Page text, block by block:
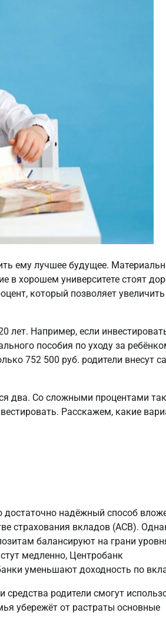
ему лучшее будущее.
в хорошем университете стоят
который позволяет увеличить
лет. Например, если
пособия по уходу за
752 500 руб. родители внесут
два. Со сложными процентами
Расскажем, какие
достаточно надёжный способ
страхования вкладов (АСВ).
балансируют на грани
медленно, Центробанк
уменьшают доходность по
родители смогут
убережёт от растраты основные